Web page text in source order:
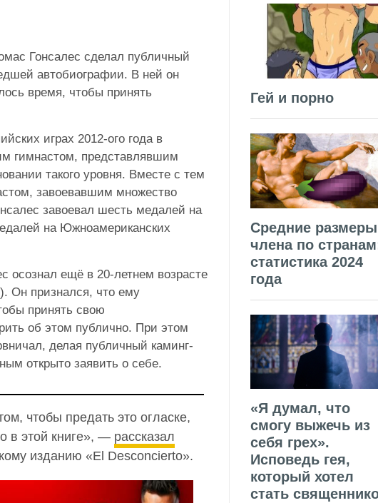
Гонсалес сделал публичный
автобиографии. В ней он
время, чтобы принять
играх 2012-ого года в
гимнастом, представлявшим
такого уровня. Вместе с тем
завоевавшим множество
завоевал шесть медалей на
на Южноамериканских
осознал ещё в 20-летнем возрасте
). Он признался, что ему
принять свою
об этом публично. При этом
делая публичный каминг-
открыто заявить о себе.
чтобы предать это огласке,
в этой книге», — рассказал
изданию «El Desconcierto».
Гей и порно
Средние размеры
члена по
статистика 2024
года
«Я думал, что
смогу выжечь из
себя грех».
Исповедь гея,
который хотел
стать